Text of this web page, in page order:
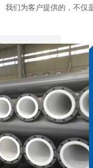
我们为客户提供的，不仅